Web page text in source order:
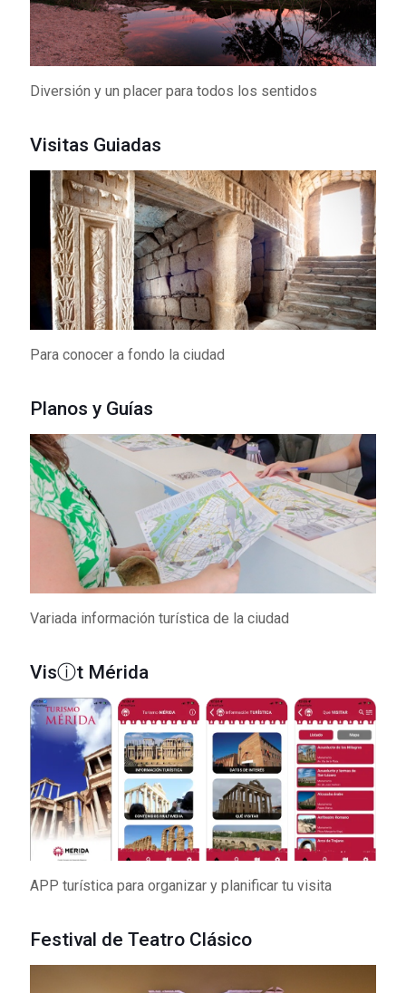
Diversión y un placer para todos los sentidos
Visitas Guiadas
Para conocer a fondo la ciudad
Planos y Guías
Variada información turística de la ciudad
Visⓘt Mérida
APP turística para organizar y planificar tu visita
Festival de Teatro Clásico